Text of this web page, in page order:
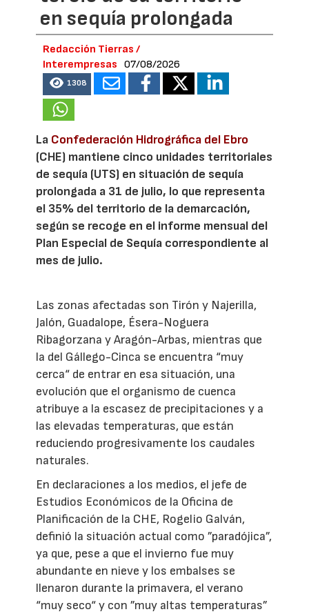
en sequía prolongada
Redacción Tierras /
Interempresas
07/08/2026
1308
La Confederación Hidrográfica del Ebro
(CHE) mantiene cinco unidades territoriales
de sequía (UTS) en situación de sequía
prolongada a 31 de julio, lo que representa
el 35% del territorio de la demarcación,
según se recoge en el informe mensual del
Plan Especial de Sequía correspondiente al
mes de julio.
Las zonas afectadas son Tirón y Najerilla,
Jalón, Guadalope, Ésera-Noguera
Ribagorzana y Aragón-Arbas, mientras que
la del Gállego-Cinca se encuentra “muy
cerca“ de entrar en esa situación, una
evolución que el organismo de cuenca
atribuye a la escasez de precipitaciones y a
las elevadas temperaturas, que están
reduciendo progresivamente los caudales
naturales.
En declaraciones a los medios, el jefe de
Estudios Económicos de la Oficina de
Planificación de la CHE, Rogelio Galván,
definió la situación actual como ”paradójica”,
ya que, pese a que el invierno fue muy
abundante en nieve y los embalses se
llenaron durante la primavera, el verano
“muy seco“ y con ”muy altas temperaturas”